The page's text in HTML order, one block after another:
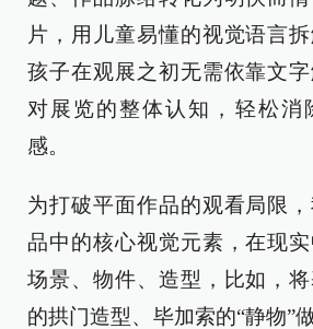
片，用儿童易懂的视觉语言
孩子在观展之初无需依靠文
对展览的整体认知，轻松消
感。
为打破平面作品的观看局限
品中的核心视觉元素，在现
场景、物件、造型，比如，
的拱门造型、毕加索的“静物”